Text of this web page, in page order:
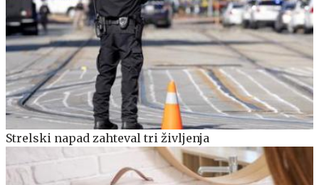
Strelski napad zahteval tri življenja